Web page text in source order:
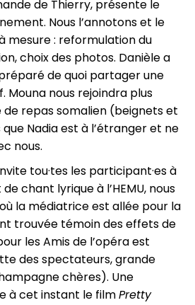
de Thierry, présente le
Nous l’annotons et le
mesure : reformulation du
choix des photos. Danièle a
de quoi partager une
Mouna nous rejoindra plus
de repas somalien (beignets et
Nadia est à l’étranger et ne
nous.
tou·tes les participant·es à
chant lyrique à l’HEMU, nous
la médiatrice est allée pour la
trouvée témoin des effets de
les Amis de l’opéra est
des spectateurs, grande
chères). Une
à cet instant le filmPretty